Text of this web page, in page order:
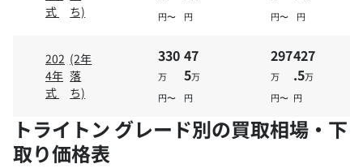
式
ち)
円〜
円
円〜
円
202
4年
式
(2年
落
ち)
330
万
円〜
47
5万
円
297
万
円〜
427
.5万
円
トライトン グレード別の買取相場・下
取り価格表